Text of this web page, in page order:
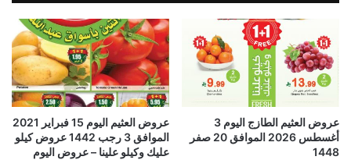
عروض العثيم الطازج اليوم 3
أغسطس 2026 الموافق 20 صفر
1448
عروض العثيم اليوم 15 فبراير 2021
الموافق 3 رجب 1442 عروض كيلو
عليك وكيلو علينا – عروض اليوم